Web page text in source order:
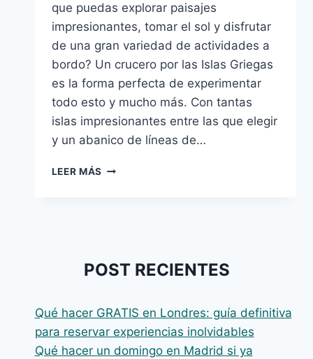
que puedas explorar paisajes
impresionantes, tomar el sol y disfrutar
de una gran variedad de actividades a
bordo? Un crucero por las Islas Griegas
es la forma perfecta de experimentar
todo esto y mucho más. Con tantas
islas impresionantes entre las que elegir
y un abanico de líneas de…
LEER MÁS VISITA
TU
MISMO!
POST RECIENTES
Qué hacer GRATIS en Londres: guía definitiva
para reservar experiencias inolvidables
Qué hacer un domingo en Madrid si ya